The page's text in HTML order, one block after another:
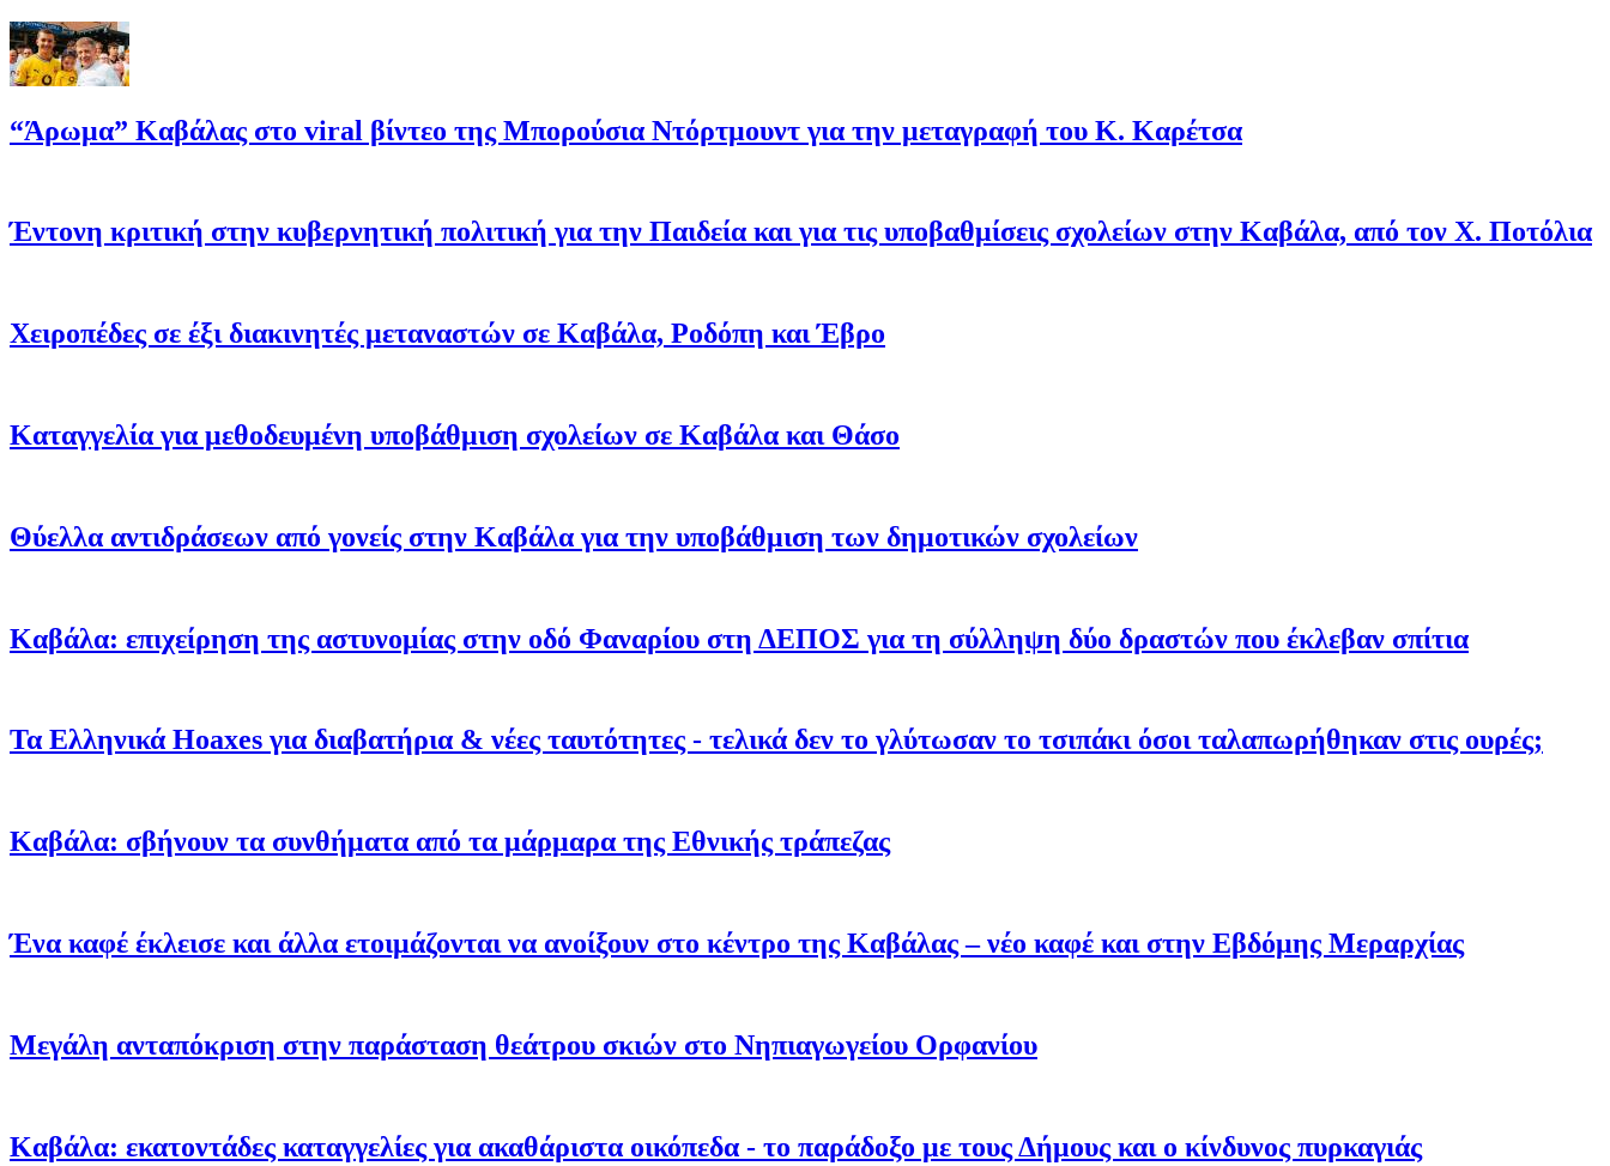
“Άρωμα” Καβάλας στο viral βίντεο της Μπορούσια Ντόρτμουντ για την μεταγραφή του Κ. Καρέτσα
Έντονη κριτική στην κυβερνητική πολιτική για την Παιδεία και για τις υποβαθμίσεις σχολείων στην Καβάλα, από τον Χ. Ποτόλια
Χειροπέδες σε έξι διακινητές μεταναστών σε Καβάλα, Ροδόπη και Έβρο
Καταγγελία για μεθοδευμένη υποβάθμιση σχολείων σε Καβάλα και Θάσο
Θύελλα αντιδράσεων από γονείς στην Καβάλα για την υποβάθμιση των δημοτικών σχολείων
Καβάλα: επιχείρηση της αστυνομίας στην οδό Φαναρίου στη ΔΕΠΟΣ για τη σύλληψη δύο δραστών που έκλεβαν σπίτια
Τα Ελληνικά Hoaxes για διαβατήρια & νέες ταυτότητες - τελικά δεν το γλύτωσαν το τσιπάκι όσοι ταλαπωρήθηκαν στις ουρές;
Καβάλα: σβήνουν τα συνθήματα από τα μάρμαρα της Εθνικής τράπεζας
Ένα καφέ έκλεισε και άλλα ετοιμάζονται να ανοίξουν στο κέντρο της Καβάλας – νέο καφέ και στην Εβδόμης Μεραρχίας
Μεγάλη ανταπόκριση στην παράσταση θεάτρου σκιών στο Νηπιαγωγείου Ορφανίου
Καβάλα: εκατοντάδες καταγγελίες για ακαθάριστα οικόπεδα - το παράδοξο με τους Δήμους και ο κίνδυνος πυρκαγιάς